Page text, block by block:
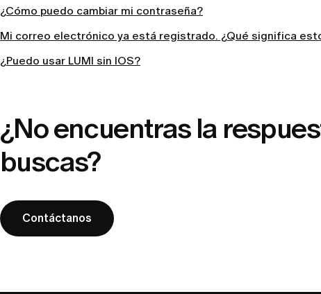
¿Cómo puedo cambiar mi contraseña?
Mi correo electrónico ya está registrado. ¿Qué significa
¿Puedo usar LUMI sin IOS?
¿No encuentras la
buscas?
Contáctanos